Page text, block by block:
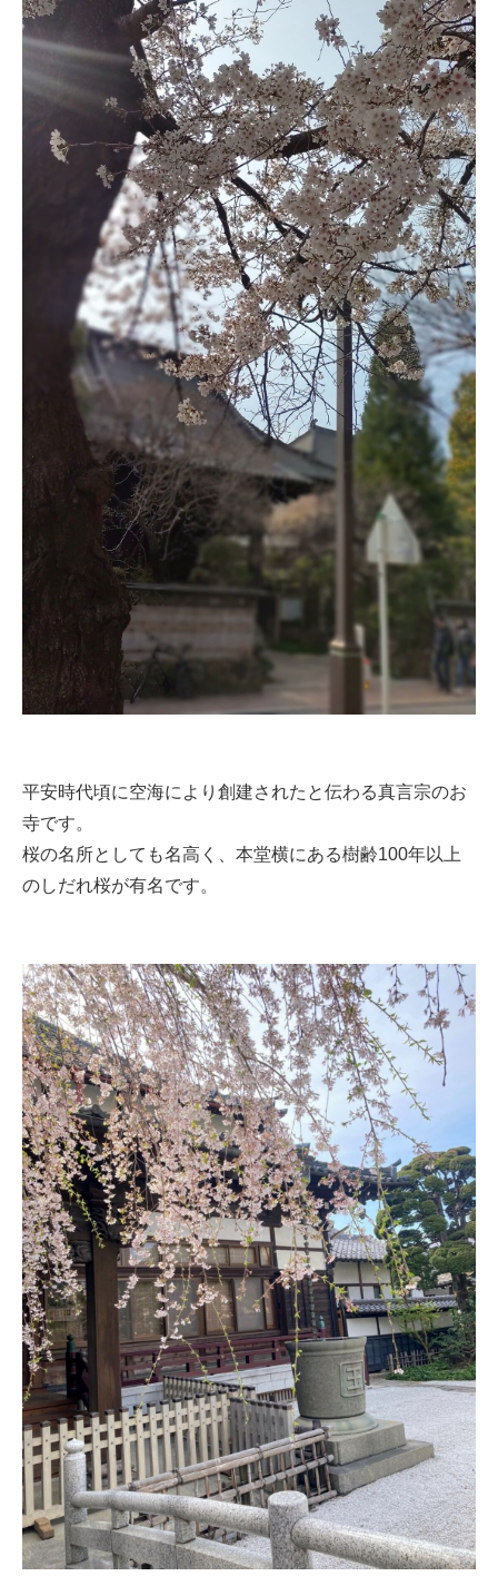
平安時代頃に空海により創建されたと伝わる真言宗のお
寺です。
桜の名所としても名高く、本堂横にある樹齢100年以上
のしだれ桜が有名です。